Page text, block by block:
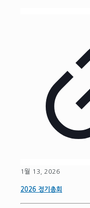
1월 13, 2026
2026 정기총회